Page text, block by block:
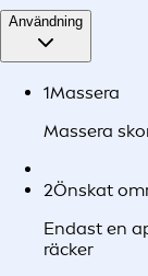
Användning
1Massera
Massera
2Önskat
Endast en
räcker